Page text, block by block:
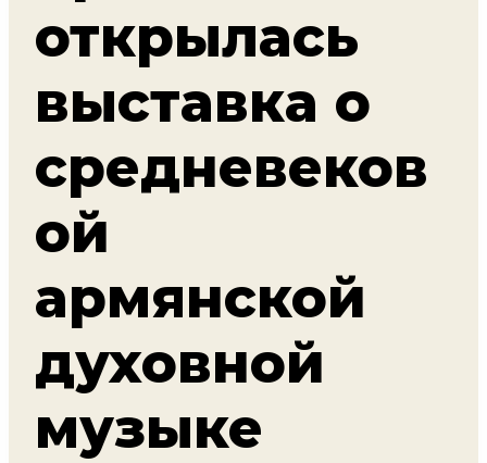
открылась
выставка о
средневеков
ой
армянской
духовной
музыке